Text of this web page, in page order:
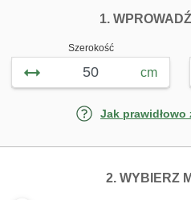
1.
Szerokość
cm
Jak prawidłowo
2. WYBIERZ